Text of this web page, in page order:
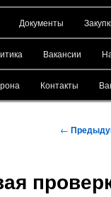
Документы
Вакансии
Контакты
Навигация
←